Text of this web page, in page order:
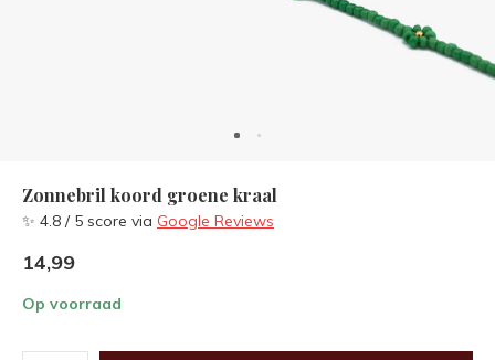
Zonnebril koord groene kraal
✨ 4.8 / 5 score via Google Reviews
14,99
Op voorraad